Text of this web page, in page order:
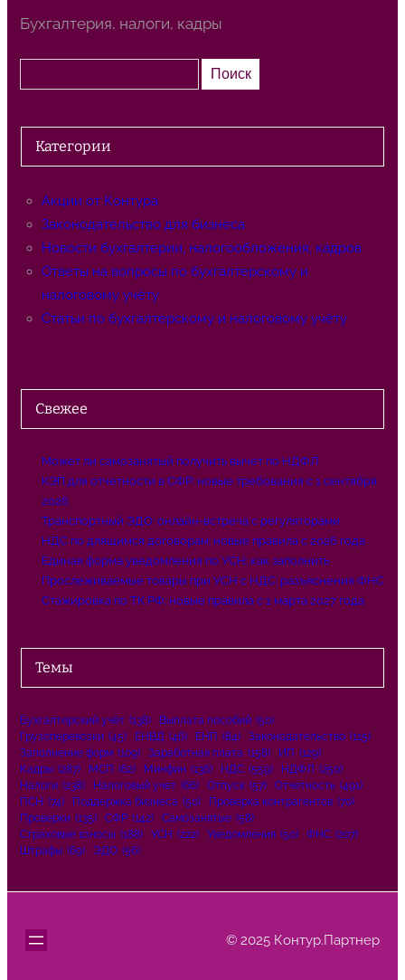
Бухгалтерия, налоги, кадры
о
к
Поиск
Категории
Акции от Контура
Законодательство для бизнеса
Новости бухгалтерии, налогообложения, кадров
Ответы на вопросы по бухгалтерскому и
налоговому учёту
Статьи по бухгалтерскому и налоговому учёту
Свежее
Может ли самозанятый получить вычет по НДФЛ
КЭП для отчетности в СФР: новые требования с 1 сентября
2026
Транспортный ЭДО: онлайн-встреча с регуляторами
НДС по длящимся договорам: новые правила с 2026 года
Единая форма уведомления по УСН: как заполнить
Прослеживаемые товары при УСН с НДС: разъяснения ФНС
Стажировка по ТК РФ: новые правила с 1 марта 2027 года
Темы
Бухгалтерский учёт (138) Выплата пособий (50)
Грузоперевозки (45) ЕНВД (46) ЕНП (84) Законодательство (115)
Заполнение форм (109) Заработная плата (158) ИП (129)
Кадры (287) МСП (62) Минфин (136) НДС (559) НДФЛ (250)
Налоги (238) Налоговый учет (66) Отпуск (57) Отчетность (491)
ПСН (74) Поддержка бизнеса (50) Проверка контрагентов (70)
Проверки (135) СФР (142) Самозанятые (58)
Страховые взносы (188) УСН (222) Уведомления (50) ФНС (207)
Штрафы (69) ЭДО (56)
© 2025 Контур.Партнер